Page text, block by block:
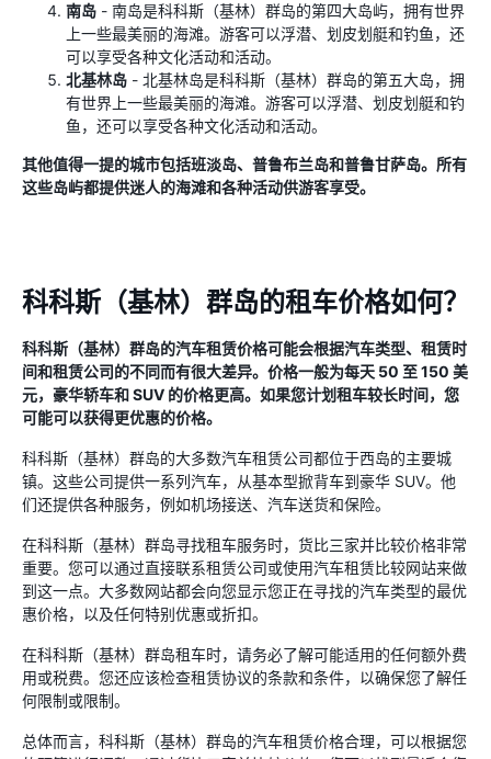
南岛 - 南岛是科科斯（基林）群岛的第四大岛屿，拥有世界
上一些最美丽的海滩。游客可以浮潜、划皮划艇和钓鱼，还
可以享受各种文化活动和活动。
北基林岛 - 北基林岛是科科斯（基林）群岛的第五大岛，拥
有世界上一些最美丽的海滩。游客可以浮潜、划皮划艇和钓
鱼，还可以享受各种文化活动和活动。
其他值得一提的城市包括班淡​​岛、普鲁布兰岛和普鲁甘萨岛。所有
这些岛屿都提供迷人的海滩和各种活动供游客享受。
科科斯（基林）群岛的租车价格如何？
科科斯（基林）群岛的汽车租赁价格可能会根据汽车类型、租赁时
间和租赁公司的不同而有很大差异。价格一般为每天 50 至 150 美
元，豪华轿车和 SUV 的价格更高。如果您计划租车较长时间，您
可能可以获得更优惠的价格。
科科斯（基林）群岛的大多数汽车租赁公司都位于西岛的主要城
镇。这些公司提供一系列汽车，从基本型掀背车到豪华 SUV。他
们还提供各种服务，例如机场接送、汽车送货和保险。
在科科斯（基林）群岛寻找租车服务时，货比三家并比较价格非常
重要。您可以通过直接联系租赁公司或使用汽车租赁比较网站来做
到这一点。大多数网站都会向您显示您正在寻找的汽车类型的最优
惠价格，以及任何特别优惠或折扣。
在科科斯（基林）群岛租车时，请务必了解可能适用的任何额外费
用或税费。您还应该检查租赁协议的条款和条件，以确保您了解任
何限制或限制。
总体而言，科科斯（基林）群岛的汽车租赁价格合理，可以根据您